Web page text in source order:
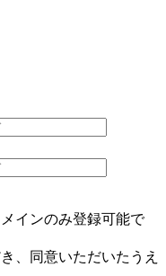
インのみ登録可能で
、同意いただいたうえ